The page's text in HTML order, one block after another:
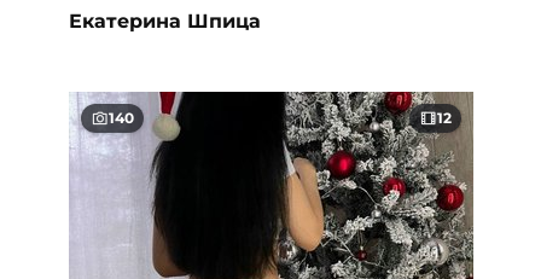
Екатерина Шпица
140 12